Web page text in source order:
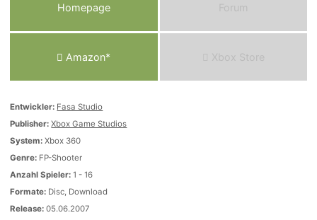
Homepage Forum
Amazon* Xbox Store
Entwickler: Fasa Studio
Publisher: Xbox Game Studios
System: Xbox 360
Genre: FP-Shooter
Anzahl Spieler: 1 - 16
Formate: Disc, Download
Release: 05.06.2007